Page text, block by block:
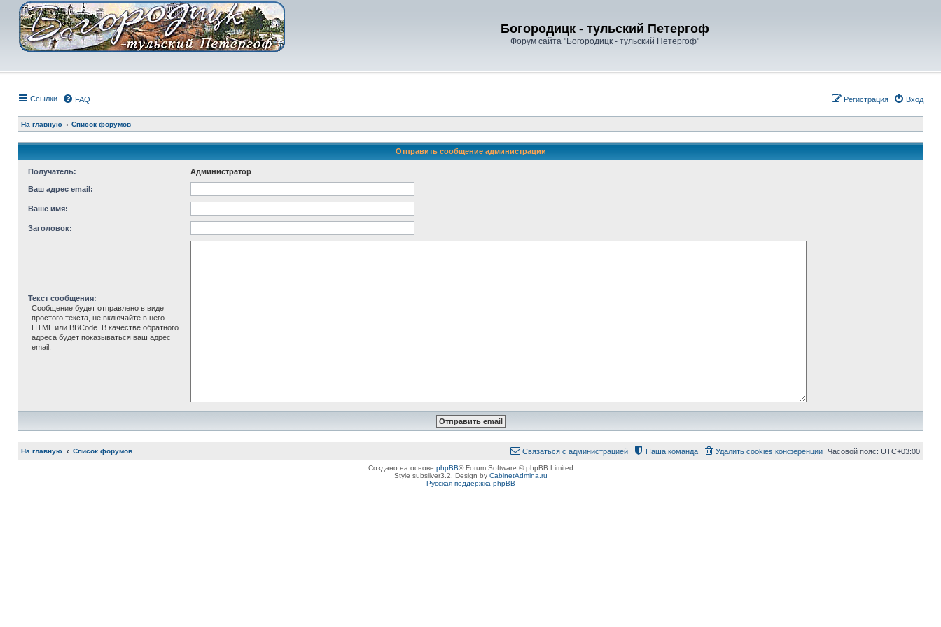
Богородицк - тульский Петергоф
Форум сайта "Богородицк - тульский Петергоф"
Ссылки FAQ Вход
Регистрация
На главную Список форумов
Отправить сообщение администрации
Получатель: Администратор
Ваш адрес email:
Ваше имя:
Заголовок:
Текст сообщения:
Сообщение будет отправлено в виде
простого текста, не включайте в него
HTML или BBCode. В качестве обратного
адреса будет показываться ваш адрес
email.
На главную Список форумов Часовой пояс: UTC+03:00
Удалить cookies конференции
Наша команда
Связаться с администрацией
Создано на основе phpBB® Forum Software © phpBB Limited
Style subsilver3.2. Design by CabinetAdmina.ru
Русская поддержка phpBB